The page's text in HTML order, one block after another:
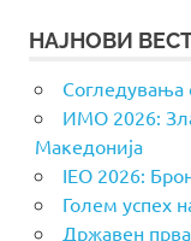
НАЈНОВИ
ИМО 2026:
Македонија
IEO 2026:
Голем успех
Државен